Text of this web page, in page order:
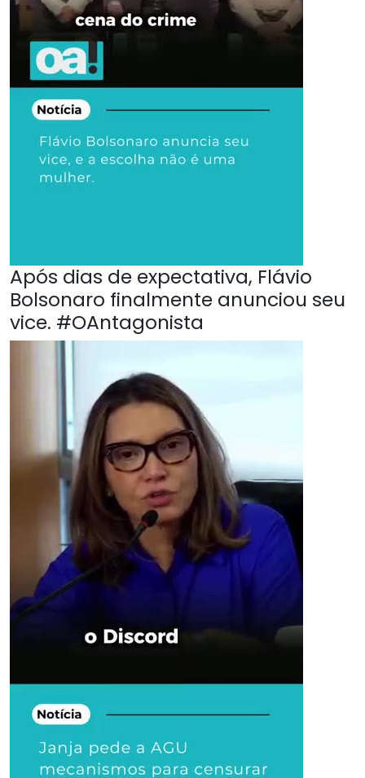
Após dias de expectativa, Flávio
Bolsonaro finalmente anunciou seu
vice. #OAntagonista